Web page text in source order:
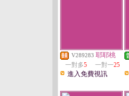
V289283 耶耶桃
一對多5 一對一25
進入免費視訊